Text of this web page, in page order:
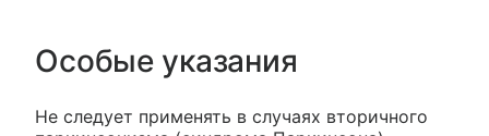
Особые указания
Не следует применять в случаях вторичного